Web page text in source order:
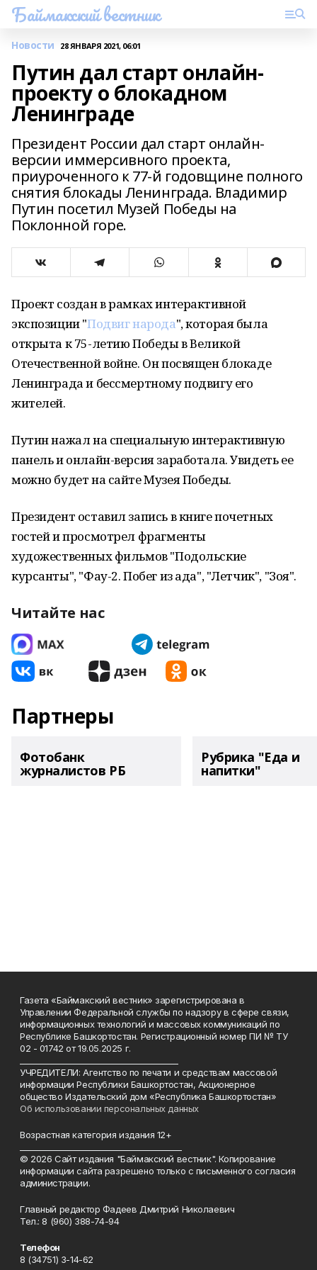
Баймакский вестник
Новости 28 ЯНВАРЯ 2021, 06:01
Путин дал старт онлайн-
проекту о блокадном
Ленинграде
Президент России дал старт онлайн-
версии иммерсивного проекта,
приуроченного к 77-й годовщине полного
снятия блокады Ленинграда. Владимир
Путин посетил Музей Победы на
Поклонной горе.
Проект создан в рамках интерактивной
экспозиции "Подвиг народа", которая была
открыта к 75-летию Победы в Великой
Отечественной войне. Он посвящен блокаде
Ленинграда и бессмертному подвигу его
жителей.
Путин нажал на специальную интерактивную
панель и онлайн-версия заработала. Увидеть ее
можно будет на сайте Музея Победы.
Президент оставил запись в книге почетных
гостей и просмотрел фрагменты
художественных фильмов "Подольские
курсанты", "Фау-2. Побег из ада", "Летчик", "Зоя".
Читайте нас
Партнеры
Фотобанк
журналистов РБ
Рубрика "Еда и
напитки"
Газета «Баймакский вестник» зарегистрирована в
Управлении Федеральной службы по надзору в сфере связи,
информационных технологий и массовых коммуникаций по
Республике Башкортостан. Регистрационный номер ПИ № ТУ
02 - 01742 от 19.05.2025 г.
УЧРЕДИТЕЛИ: Агентство по печати и средствам массовой
информации Республики Башкортостан, Акционерное
общество Издательский дом «Республика Башкортостан»
Об использовании персональных данных
Возрастная категория издания 12+
© 2026 Сайт издания "Баймакский вестник". Копирование
информации сайта разрешено только с письменного согласия
администрации.
Главный редактор Фадеев Дмитрий Николаевич
Тел.: 8 (960) 388-74-94
Телефон
8 (34751) 3-14-62